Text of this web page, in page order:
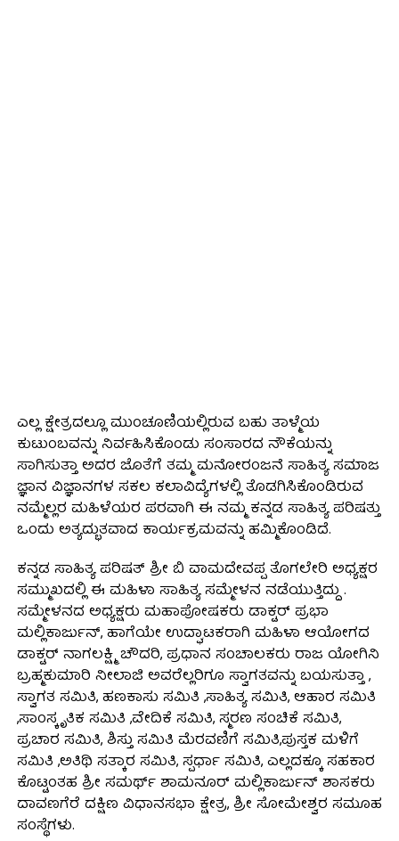
ಎಲ್ಲ ಕ್ಷೇತ್ರದಲ್ಲೂ ಮುಂಚೂಣಿಯಲ್ಲಿರುವ ಬಹು ತಾಳ್ಮೆಯ
ಕುಟುಂಬವನ್ನು ನಿರ್ವಹಿಸಿಕೊಂಡು ಸಂಸಾರದ ನೌಕೆಯನ್ನು
ಸಾಗಿಸುತ್ತಾ ಅದರ ಜೊತೆಗೆ ತಮ್ಮ ಮನೋರಂಜನೆ ಸಾಹಿತ್ಯ ಸಮಾಜ
ಜ್ಞಾನ ವಿಜ್ಞಾನಗಳ ಸಕಲ ಕಲಾವಿದ್ಯೆಗಳಲ್ಲಿ ತೊಡಗಿಸಿಕೊಂಡಿರುವ
ನಮ್ಮೆಲ್ಲರ ಮಹಿಳೆಯರ ಪರವಾಗಿ ಈ ನಮ್ಮ ಕನ್ನಡ ಸಾಹಿತ್ಯ ಪರಿಷತ್ತು
ಒಂದು ಅತ್ಯದ್ಭುತವಾದ ಕಾರ್ಯಕ್ರಮವನ್ನು ಹಮ್ಮಿಕೊಂಡಿದೆ.
ಕನ್ನಡ ಸಾಹಿತ್ಯ ಪರಿಷತ್ ಶ್ರೀ ಬಿ ವಾಮದೇವಪ್ಪ ತೊಗಲೇರಿ ಅಧ್ಯಕ್ಷರ
ಸಮ್ಮುಖದಲ್ಲಿ ಈ ಮಹಿಳಾ ಸಾಹಿತ್ಯ ಸಮ್ಮೇಳನ ನಡೆಯುತ್ತಿದ್ದು .
ಸಮ್ಮೇಳನದ ಅಧ್ಯಕ್ಷರು ಮಹಾಪೋಷಕರು ಡಾಕ್ಟರ್ ಪ್ರಭಾ
ಮಲ್ಲಿಕಾರ್ಜುನ್, ಹಾಗೆಯೇ ಉದ್ಘಾಟಕರಾಗಿ ಮಹಿಳಾ ಆಯೋಗದ
ಡಾಕ್ಟರ್ ನಾಗಲಕ್ಷ್ಮಿ ಚೌದರಿ, ಪ್ರಧಾನ ಸಂಚಾಲಕರು ರಾಜ ಯೋಗಿನಿ
ಬ್ರಹ್ಮಕುಮಾರಿ ನೀಲಾಜಿ ಅವರೆಲ್ಲರಿಗೂ ಸ್ವಾಗತವನ್ನು ಬಯಸುತ್ತಾ ,
ಸ್ವಾಗತ ಸಮಿತಿ, ಹಣಕಾಸು ಸಮಿತಿ ,ಸಾಹಿತ್ಯ ಸಮಿತಿ, ಆಹಾರ ಸಮಿತಿ
,ಸಾಂಸ್ಕೃತಿಕ ಸಮಿತಿ ,ವೇದಿಕೆ ಸಮಿತಿ, ಸ್ಮರಣ ಸಂಚಿಕೆ ಸಮಿತಿ,
ಪ್ರಚಾರ ಸಮಿತಿ, ಶಿಸ್ತು ಸಮಿತಿ ಮೆರವಣಿಗೆ ಸಮಿತಿ,ಪುಸ್ತಕ ಮಳಿಗೆ
ಸಮಿತಿ ,ಅತಿಥಿ ಸತ್ಕಾರ ಸಮಿತಿ, ಸ್ಪರ್ಧಾ ಸಮಿತಿ, ಎಲ್ಲದಕ್ಕೂ ಸಹಕಾರ
ಕೊಟ್ಟಂತಹ ಶ್ರೀ ಸಮರ್ಥ್ ಶಾಮನೂರ್ ಮಲ್ಲಿಕಾರ್ಜುನ್ ಶಾಸಕರು
ದಾವಣಗೆರೆ ದಕ್ಷಿಣ ವಿಧಾನಸಭಾ ಕ್ಷೇತ್ರ, ಶ್ರೀ ಸೋಮೇಶ್ವರ ಸಮೂಹ
ಸಂಸ್ಥೆಗಳು.